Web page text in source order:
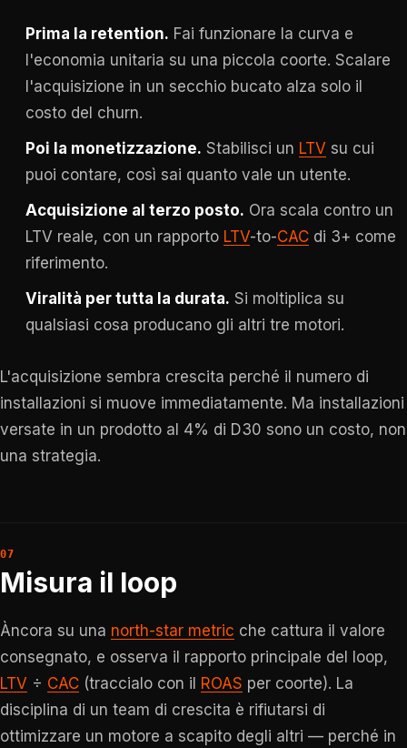
Prima la retention. Fai funzionare la curva e
l'economia unitaria su una piccola coorte. Scalare
l'acquisizione in un secchio bucato alza solo il
costo del churn.
Poi la monetizzazione. Stabilisci un LTV su cui
puoi contare, così sai quanto vale un utente.
Acquisizione al terzo posto. Ora scala contro un
LTV reale, con un rapporto LTV-to-CAC di 3+ come
riferimento.
Viralità per tutta la durata. Si moltiplica su
qualsiasi cosa producano gli altri tre motori.
L'acquisizione sembra crescita perché il numero di
installazioni si muove immediatamente. Ma installazioni
versate in un prodotto al 4% di D30 sono un costo, non
una strategia.
Misura il loop
Àncora su una north-star metric che cattura il valore
consegnato, e osserva il rapporto principale del loop,
LTV ÷ CAC (traccialo con il ROAS per coorte). La
disciplina di un team di crescita è rifiutarsi di
ottimizzare un motore a scapito degli altri — perché in